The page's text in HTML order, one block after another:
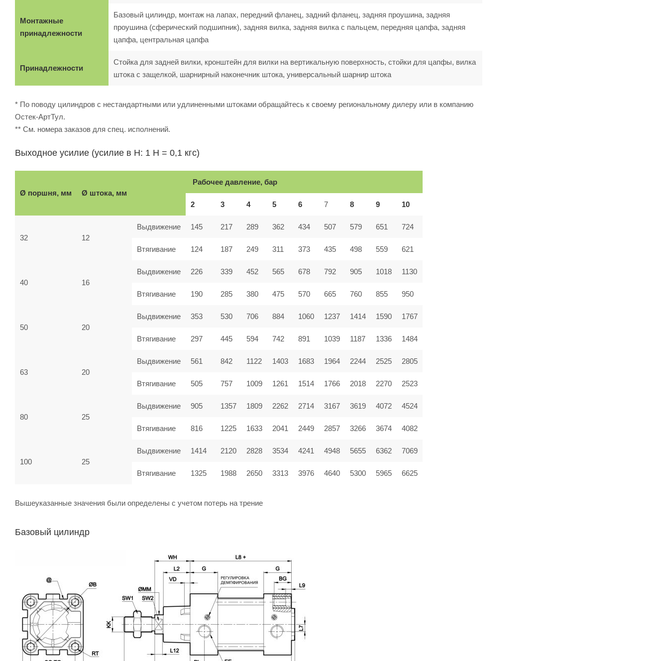
Монтажные
принадлежности
Базовый цилиндр, монтаж на лапах, передний фланец, задний фланец, задняя проушина, задняя
проушина (сферический подшипник), задняя вилка, задняя вилка с пальцем, передняя цапфа, задняя
цапфа, центральная цапфа
Принадлежности
Стойка для задней вилки, кронштейн для вилки на вертикальную поверхность, стойки для цапфы, вилка
штока с защелкой, шарнирный наконечник штока, универсальный шарнир штока
* По поводу цилиндров с нестандартными или удлиненными штоками обращайтесь к своему региональному дилеру или в компанию
Остек-АртТул.
** См. номера заказов для спец. исполнений.
Выходное усилие (усилие в Н: 1 Н = 0,1 кгс)
Ø поршня, мм Ø штока, мм
Рабочее давление, бар
2 3 4 5 6 7 8 9 10
32 12
Выдвижение 145 217 289 362 434 507 579 651 724
Втягивание 124 187 249 311 373 435 498 559 621
40 16
Выдвижение 226 339 452 565 678 792 905 1018 1130
Втягивание 190 285 380 475 570 665 760 855 950
50 20
Выдвижение 353 530 706 884 1060 1237 1414 1590 1767
Втягивание 297 445 594 742 891 1039 1187 1336 1484
63 20
Выдвижение 561 842 1122 1403 1683 1964 2244 2525 2805
Втягивание 505 757 1009 1261 1514 1766 2018 2270 2523
80 25
Выдвижение 905 1357 1809 2262 2714 3167 3619 4072 4524
Втягивание 816 1225 1633 2041 2449 2857 3266 3674 4082
100 25
Выдвижение 1414 2120 2828 3534 4241 4948 5655 6362 7069
Втягивание 1325 1988 2650 3313 3976 4640 5300 5965 6625
Вышеуказанные значения были определены с учетом потерь на трение
Базовый цилиндр